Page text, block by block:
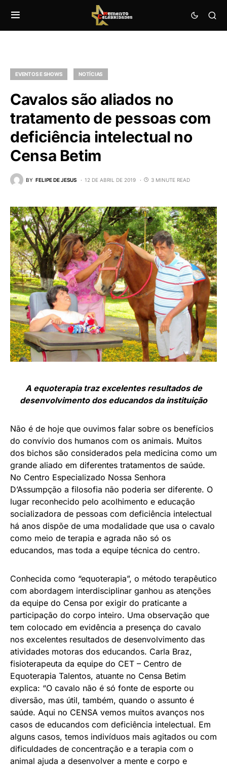
EVENTOS E SHOWS NOTÍCIAS
Cavalos são aliados no
tratamento de pessoas com
deficiência intelectual no
Censa Betim
BY FELIPE DE JESUS 12 DE ABRIL DE 2019 3 MINUTE READ
A equoterapia traz excelentes resultados de
desenvolvimento dos educandos da instituição
Não é de hoje que ouvimos falar sobre os benefícios
do convívio dos humanos com os animais. Muitos
dos bichos são considerados pela medicina como um
grande aliado em diferentes tratamentos de saúde.
No Centro Especializado Nossa Senhora
D’Assumpção a filosofia não poderia ser diferente. O
lugar reconhecido pelo acolhimento e educação
socializadora de pessoas com deficiência intelectual
há anos dispõe de uma modalidade que usa o cavalo
como meio de terapia e agrada não só os
educandos, mas toda a equipe técnica do centro.
Conhecida como “equoterapia”, o método terapêutico
com abordagem interdisciplinar ganhou as atenções
da equipe do Censa por exigir do praticante a
participação do corpo inteiro. Uma observação que
tem colocado em evidência a presença do cavalo
nos excelentes resultados de desenvolvimento das
atividades motoras dos educandos. Carla Braz,
fisioterapeuta da equipe do CET – Centro de
Equoterapia Talentos, atuante no Censa Betim
explica: “O cavalo não é só fonte de esporte ou
diversão, mas útil, também, quando o assunto é
saúde. Aqui no CENSA vemos muitos avanços nos
casos de educandos com deficiência intelectual. Em
alguns casos, temos indivíduos mais agitados ou com
dificuldades de concentração e a terapia com o
animal ajuda a desenvolver a mente e corpo e